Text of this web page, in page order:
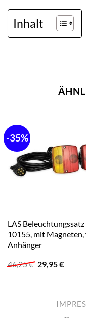
Inhalt
-35%
LAS Beleuchtungssatz
10155, mit Magneten,
Anhänger
46,25€ Ursprünglicher
Preis
29,95€